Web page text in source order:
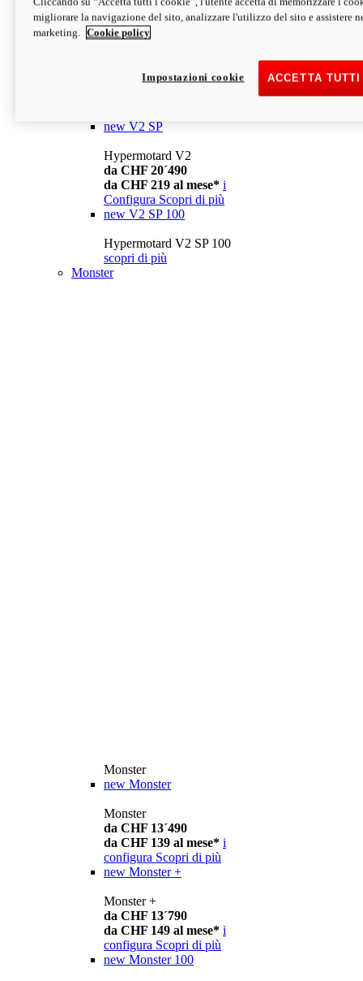
da CHF 13´990
Configura Scopri di più
newV2
da CHF 15´990
new V2 SP
Hypermotard V2
da CHF 20´490
da CHF 219 al mese* i
Configura Scopri di più
new V2 SP 100
Hypermotard V2 SP 100
scopri di più
Monster
Monster
new Monster
Monster
da CHF 13´490
da CHF 139 al mese* i
configura Scopri di più
new Monster +
Monster +
da CHF 13´790
da CHF 149 al mese* i
configura Scopri di più
new Monster 100
migliorare la navigazione del sito, analizzare l'utilizzo del sito e assistere
marketing.
Cookie policy
ACCETTA
Impostazioni cookie